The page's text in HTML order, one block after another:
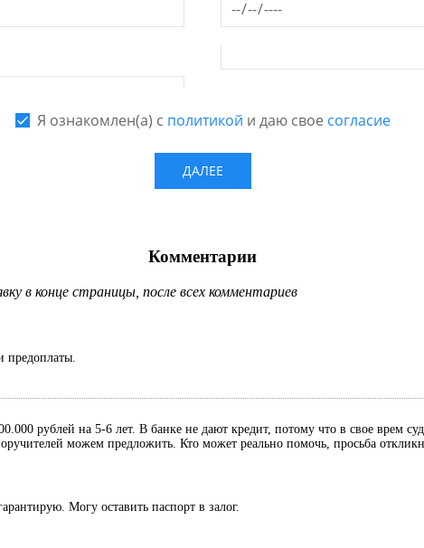
Комментарии
в конце страницы, после всех комментариев
предоплаты.
рублей на 5-6 лет. В банке не дают кредит, потому что в свое врем
можем предложить. Кто может реально помочь, просьба
Могу оставить паспорт в залог.